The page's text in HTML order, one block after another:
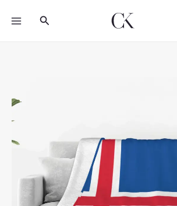
Search